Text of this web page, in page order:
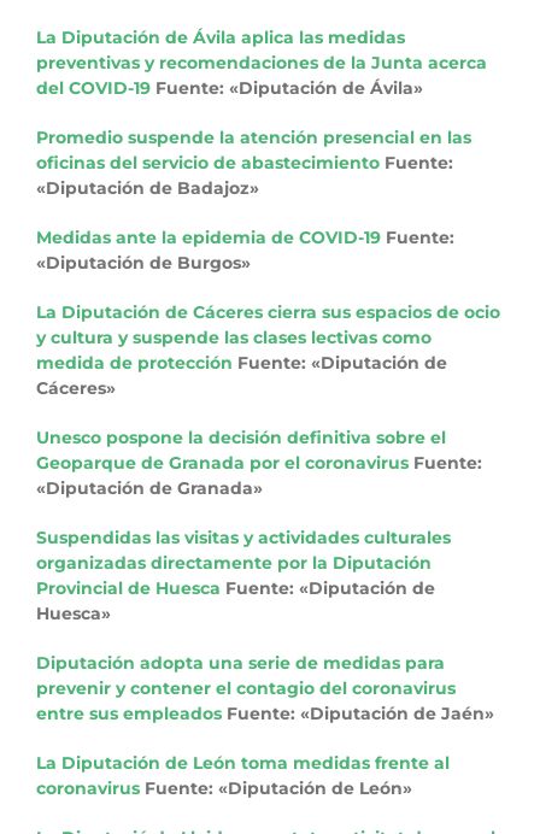
La Diputación de Ávila aplica las medidas
preventivas y recomendaciones de la Junta acerca
del COVID-19 Fuente: «Diputación de Ávila»
Promedio suspende la atención presencial en las
oficinas del servicio de abastecimiento Fuente:
«Diputación de Badajoz»
Medidas ante la epidemia de COVID-19 Fuente:
«Diputación de Burgos»
La Diputación de Cáceres cierra sus espacios de ocio
y cultura y suspende las clases lectivas como
medida de protección Fuente: «Diputación de
Cáceres»
Unesco pospone la decisión definitiva sobre el
Geoparque de Granada por el coronavirus Fuente:
«Diputación de Granada»
Suspendidas las visitas y actividades culturales
organizadas directamente por la Diputación
Provincial de Huesca Fuente: «Diputación de
Huesca»
Diputación adopta una serie de medidas para
prevenir y contener el contagio del coronavirus
entre sus empleados Fuente: «Diputación de Jaén»
La Diputación de León toma medidas frente al
coronavirus Fuente: «Diputación de León»